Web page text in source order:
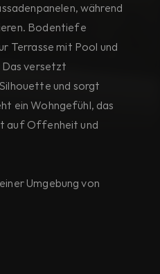
während
Bodentiefe
Terrasse mit Pool und
Das versetzt
und sorgt
ein Wohngefühl, das
auf Offenheit und
Umgebung von